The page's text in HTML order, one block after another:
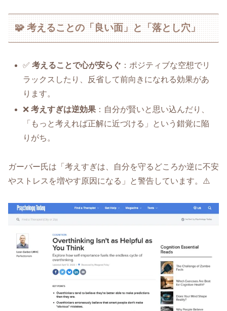
🧩 考えることの「良い面」と「落とし穴」
✅考えることで心が安らぐ ：ポジティブな空想でリ
ラックスしたり、反省して前向きになれる効果があ
ります。
❌考えすぎは逆効果 ：自分が賢いと思い込んだり、
「もっと考えれば正解に近づける」という錯覚に陥
りがち。
ガーバー氏は「考えすぎは、自分を守るどころか逆に不安
やストレスを増やす原因になる」と警告しています。⚠️